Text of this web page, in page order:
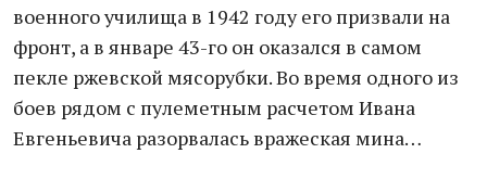
военного училища в 1942 году его призвали на
фронт, а в январе 43-го он оказался в самом
пекле ржевской мясорубки. Во время одного из
боев рядом с пулеметным расчетом Ивана
Евгеньевича разорвалась вражеская мина…